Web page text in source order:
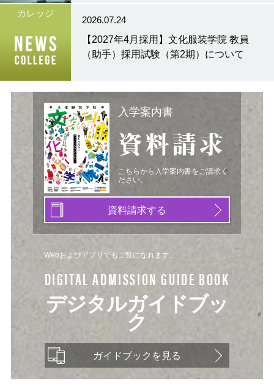
カレッジ
2026.07.24
【2027年4月採用】文化服装学院 教員
（助手）採用試験（第2期）について
入学案内書
資料請求
こちらから入学案内書をご請求く
ださい。
資料請求する
Webおよびアプリでもご覧になれます。
DIGITAL ADMISSION GUIDE BOOK
デジタルガイドブッ
ク
ガイドブックを見る